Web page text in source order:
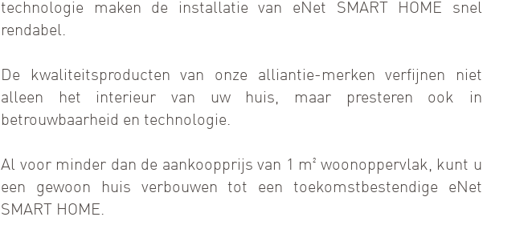
technologie maken de installatie van eNet SMART HOME snel
rendabel.
De kwaliteitsproducten van onze alliantie-merken verfijnen niet
alleen het interieur van uw huis, maar presteren ook in
betrouwbaarheid en technologie.
Al voor minder dan de aankoopprijs van 1 m² woonoppervlak, kunt u
een gewoon huis verbouwen tot een toekomstbestendige eNet
SMART HOME.